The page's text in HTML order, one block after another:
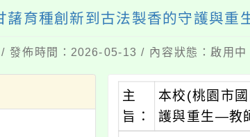
藷育種創新到古法製香的守護與
發佈時間：2026-05-13 / 內容狀態：啟用中
主
旨：
本校(桃園市
護與重生—教